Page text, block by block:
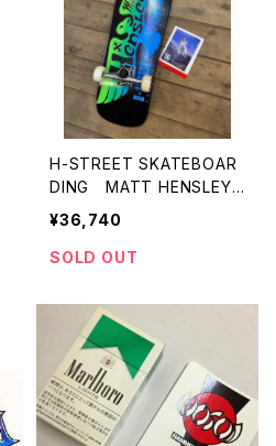
H-STREET SKATEBOAR
DING MATT HENSLEY
KINGSIZE EAGLE コンプ
リート 完成品
¥36,740
SOLD OUT